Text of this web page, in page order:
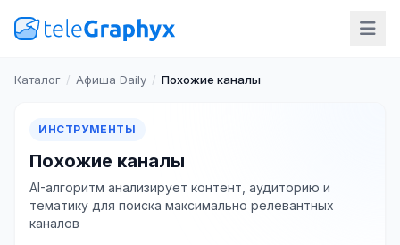
Каталог / Афиша Daily / Похожие каналы
ИНСТРУМЕНТЫ
Похожие каналы
AI-алгоритм анализирует контент, аудиторию и
тематику для поиска максимально релевантных
каналов